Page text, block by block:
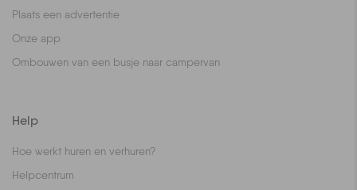
Plaats een advertentie
Onze app
Ombouwen van een busje naar campervan
Help
Hoe werkt huren en verhuren?
Helpcentrum